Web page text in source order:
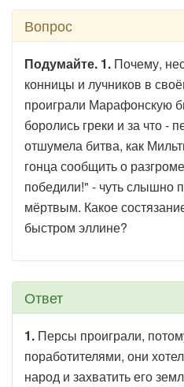
Вопрос
Подумайте. 1. Почему,
конницы и лучников в
проиграли Марафонскую
боролись греки и за что -
отшумела битва, как
гонца сообщить о
победили!" - чуть слышно
мёртвым. Какое
быстром эллине?
Ответ
1. Персы проиграли,
поработителями, они
народ и захватить его